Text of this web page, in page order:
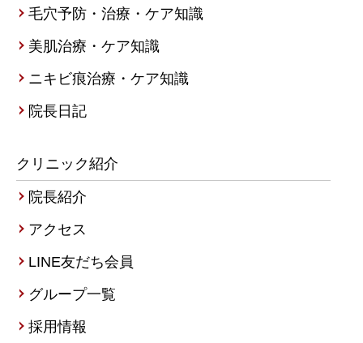
毛穴予防・治療・ケア知識
美肌治療・ケア知識
ニキビ痕治療・ケア知識
院長日記
クリニック紹介
院長紹介
アクセス
LINE友だち会員
グループ一覧
採用情報